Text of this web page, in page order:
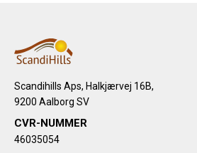
Scandihills Aps, Halkjærvej 16B,
9200 Aalborg SV
CVR-NUMMER
46035054